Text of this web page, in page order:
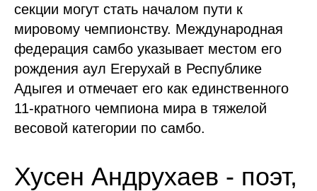
секции могут стать началом пути к
мировому чемпионству. Международная
федерация самбо указывает местом его
рождения аул Егерухай в Республике
Адыгея и отмечает его как единственного
11-кратного чемпиона мира в тяжелой
весовой категории по самбо.
Хусен Андрухаев - поэт,